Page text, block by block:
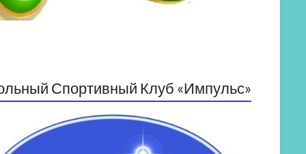
Спортивный Клуб «Импульс»